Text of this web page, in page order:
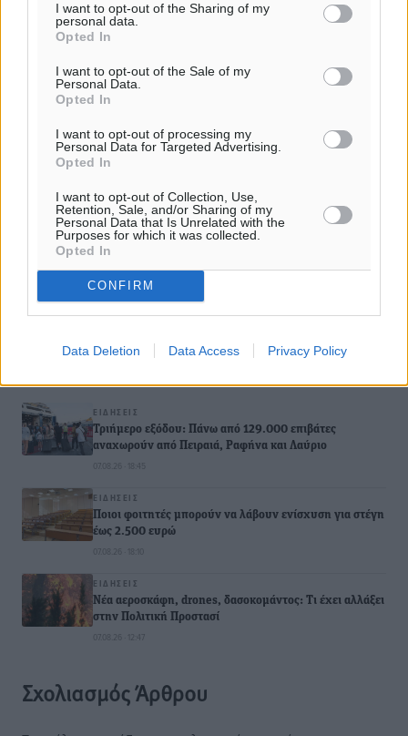
I want to opt-out of the Sharing of my
personal data.
Opted In
I want to opt-out of the Sale of my
Personal Data.
Opted In
I want to opt-out of processing my
Personal Data for Targeted Advertising.
Opted In
I want to opt-out of Collection, Use,
Retention, Sale, and/or Sharing of my
Personal Data that Is Unrelated with the
Purposes for which it was collected.
Opted In
CONFIRM
Data Deletion Data Access Privacy Policy
ΣΧΕΤΙΚΆ
με μεγαλύτερο σε διάρκεια πρόγραμμα από κάθε άλλη φορά
Οι εξελίξεις της Τεχνητής Νοημοσύνης στη Ναυτιλία θα
παρουσιαστούν στα Ποσειδώνια 2026
Με νέο ρεκόρ συμμετοχών ολοκληρώθηκε ο 7ος Διαγωνισμός
Idea Platform
Τουρισμός: Από που ήρθαν και πόσα ξόδεψαν οι τουρίστες
που έφεραν το νέο ρεκόρ εισπράξεων
ΕΙΔΉΣΕΙΣ
Τριήμερο εξόδου: Πάνω από 129.000 επιβάτες
αναχωρούν από Πειραιά, Ραφήνα και Λαύριο
07.08.26 · 18:45
ΕΙΔΉΣΕΙΣ
Ποιοι φοιτητές μπορούν να λάβουν ενίσχυση για στέγη
έως 2.500 ευρώ
07.08.26 · 18:10
ΕΙΔΉΣΕΙΣ
Νέα αεροσκάφη, drones, δασοκομάντος: Τι έχει αλλάξει
στην Πολιτική Προστασί
07.08.26 · 12:47
Σχολιασμός Άρθρου